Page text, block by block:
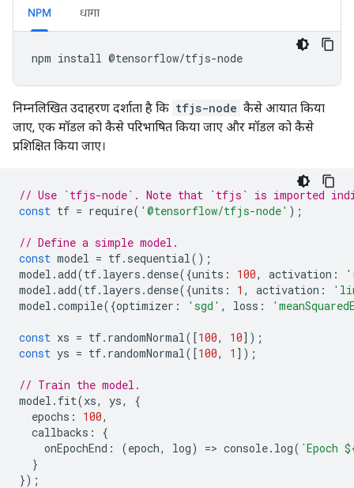
NPM धागा
npm install @tensorflow/tfjs-node
निम्नलिखित उदाहरण दर्शाता है कि tfjs-node कैसे आयात किया
जाए, एक मॉडल को कैसे परिभाषित किया जाए और मॉडल को कैसे
प्रशिक्षित किया जाए।
// Use `tfjs-node`. Note that `tfjs` is imported
const tf = require( '@tensorflow/tfjs-node' );
// Define a simple model.
const model = tf. sequential();
model .add(tf. layers .dense({units : 100, activation :
model .add(tf. layers .dense({units : 1 , activation :
model .compile({optimizer : 'sgd' , loss :
const xs = tf. randomNormal([100, 10]);
const ys = tf. randomNormal([100, 1 ]);
// Train the model.
model . fit(xs, ys,
{
epochs : 100,
callbacks :
{
onEpochEnd : (epoch, log) => console. log( `Epoch
}
});